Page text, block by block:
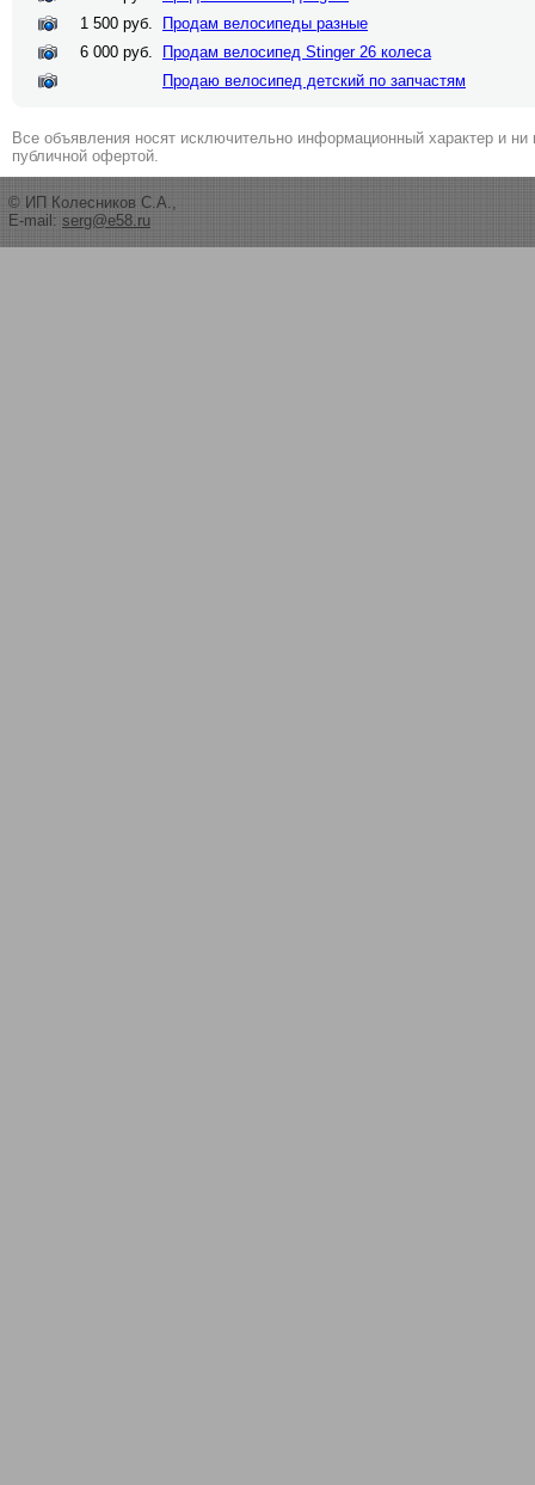
1 500 руб.
Продам велосипеды разные
6 000 руб.
Продам велосипед Stinger 26 колеса
Продаю велосипед детский по запчастям
Все объявления носят исключительно информационный характер и ни
публичной офертой.
© ИП Колесников С.А.,
E-mail: serg@e58.ru